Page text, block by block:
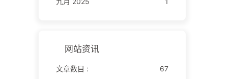
网站资讯
文章数目 :
67